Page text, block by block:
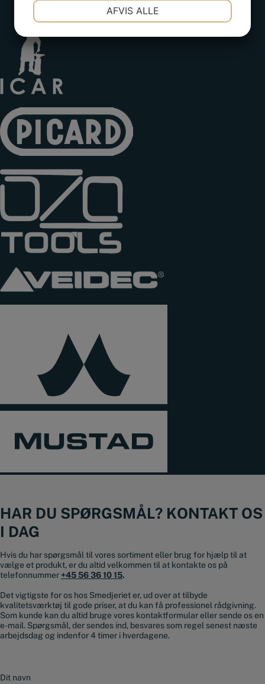
HAR DU SPØRGSMÅL? KONTAKT OS
I DAG
Hvis du har spørgsmål til vores sortiment eller brug for hjælp til at
vælge et produkt, er du altid velkommen til at kontakte os på
telefonnummer +45 56 36 10 15.
Det vigtigste for os hos Smedjeriet er, ud over at tilbyde
kvalitetsværktøj til gode priser, at du kan få professionel rådgivning.
Som kunde kan du altid bruge vores kontaktformular eller sende os en
e-mail. Spørgsmål, der sendes ind, besvares som regel senest næste
arbejdsdag og indenfor 4 timer i hverdagene.
a
AFVIS ALLE